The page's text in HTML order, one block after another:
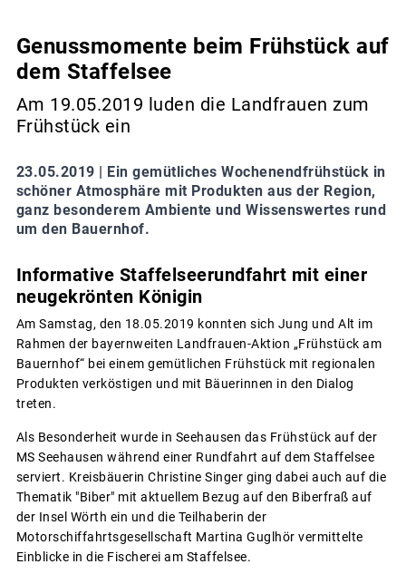
Genussmomente beim Frühstück auf
dem Staffelsee
Am 19.05.2019 luden die Landfrauen zum
Frühstück ein
23.05.2019 |
Ein gemütliches Wochenendfrühstück in
schöner Atmosphäre mit Produkten aus der Region,
ganz besonderem Ambiente und Wissenswertes rund
um den Bauernhof.
Informative Staffelseerundfahrt mit einer
neugekrönten Königin
Am Samstag, den 18.05.2019 konnten sich Jung und Alt im
Rahmen der bayernweiten Landfrauen-Aktion „Frühstück am
Bauernhof“ bei einem gemütlichen Frühstück mit regionalen
Produkten verköstigen und mit Bäuerinnen in den Dialog
treten.
Als Besonderheit wurde in Seehausen das Frühstück auf der
MS Seehausen während einer Rundfahrt auf dem Staffelsee
serviert. Kreisbäuerin Christine Singer ging dabei auch auf die
Thematik "Biber" mit aktuellem Bezug auf den Biberfraß auf
der Insel Wörth ein und die Teilhaberin der
Motorschiffahrtsgesellschaft Martina Guglhör vermittelte
Einblicke in die Fischerei am Staffelsee.